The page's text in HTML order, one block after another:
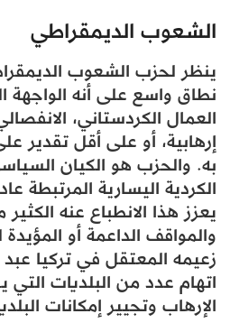
الشعوب الديمقراطي
ينظر لحزب الشعوب
نطاق واسع على أنه
العمال الكردستاني،
إرهابية، أو على أقل تقدير
به. والحزب هو الكيان
الكردية اليسارية المرتبطة
يعزز هذا الانطباع عنه
والمواقف الداعمة أو
زعيمه المعتقل في تركيا
اتهام عدد من البلديات
الإرهاب وتجيير إمكانات